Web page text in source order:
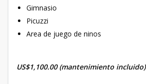
Gimnasio
Picuzzi
Area de juego de ninos
US$1,100.00 (mantenimiento incluido)